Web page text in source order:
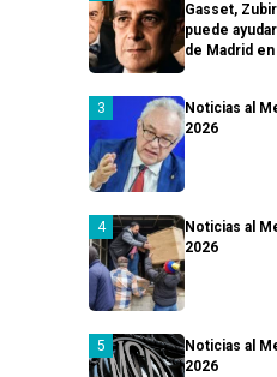
Gasset,
puede
de Madrid
Noticias al
2026
Noticias al
2026
Noticias al
2026